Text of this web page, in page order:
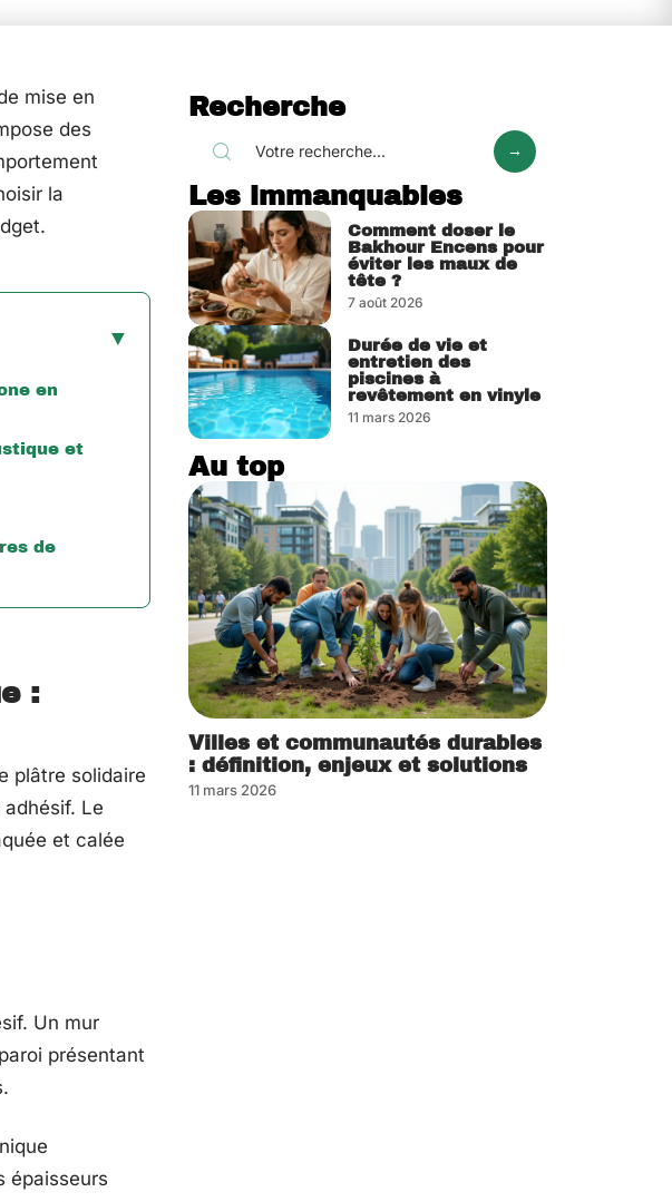
mise en
des
la
en
et
de
:
plâtre solidaire
Le
et calée
Un mur
présentant
épaisseurs
Recherche
Les immanquables
Comment doser le
Bakhour Encens pour
éviter les maux de
tête ?
7 août 2026
Durée de vie et
entretien des
piscines à
revêtement en vinyle
11 mars 2026
Au top
Villes et communautés durables
: définition, enjeux et solutions
11 mars 2026